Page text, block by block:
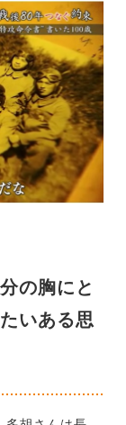
の胸にと
いある思